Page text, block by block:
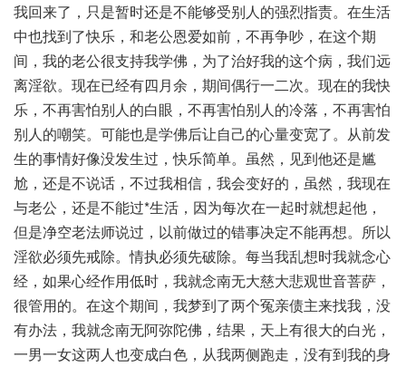
我回来了，只是暂时还是不能够受别人的强烈指责。在生活
中也找到了快乐，和老公恩爱如前，不再争吵，在这个期
间，我的老公很支持我学佛，为了治好我的这个病，我们远
离淫欲。现在已经有四月余，期间偶行一二次。现在的我快
乐，不再害怕别人的白眼，不再害怕别人的冷落，不再害怕
别人的嘲笑。可能也是学佛后让自己的心量变宽了。从前发
生的事情好像没发生过，快乐简单。虽然，见到他还是尴
尬，还是不说话，不过我相信，我会变好的，虽然，我现在
与老公，还是不能过*生活，因为每次在一起时就想起他，
但是净空老法师说过，以前做过的错事决定不能再想。所以
淫欲必须先戒除。情执必须先破除。每当我乱想时我就念心
经，如果心经作用低时，我就念南无大慈大悲观世音菩萨，
很管用的。在这个期间，我梦到了两个冤亲债主来找我，没
有办法，我就念南无阿弥陀佛，结果，天上有很大的白光，
一男一女这两人也变成白色，从我两侧跑走，没有到我的身